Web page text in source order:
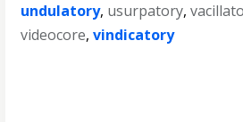
undulatory, usurpatory,
videocore,vindicatory